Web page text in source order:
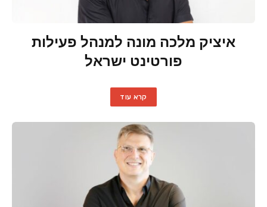
איציק מלכה מונה למנהל פעילות
פורטינט ישראל
קרא עוד